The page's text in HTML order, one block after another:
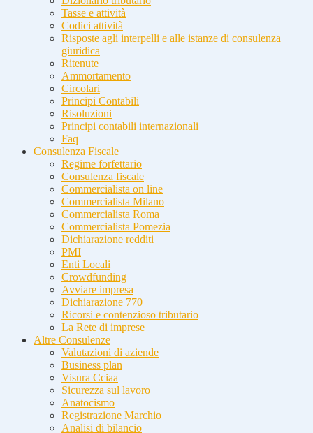
Tasse e attività
Codici attività
Risposte agli interpelli e alle istanze di consulenza
giuridica
Ritenute
Ammortamento
Circolari
Principi Contabili
Risoluzioni
Principi contabili internazionali
Faq
Consulenza Fiscale
Regime forfettario
Consulenza fiscale
Commercialista on line
Commercialista Milano
Commercialista Roma
Commercialista Pomezia
Dichiarazione redditi
PMI
Enti Locali
Crowdfunding
Avviare impresa
Dichiarazione 770
Ricorsi e contenzioso tributario
La Rete di imprese
Altre Consulenze
Valutazioni di aziende
Business plan
Visura Cciaa
Sicurezza sul lavoro
Anatocismo
Registrazione Marchio
Analisi di bilancio